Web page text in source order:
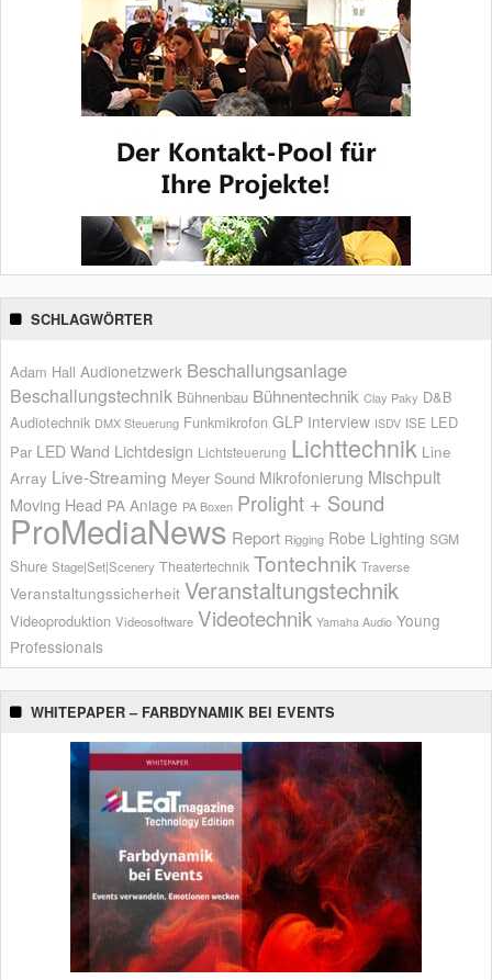
SCHLAGWÖRTER
Adam Hall Audionetzwerk Beschallungsanlage
Beschallungstechnik Bühnenbau Bühnentechnik Clay Paky D&B
Audiotechnik DMX Steuerung Funkmikrofon GLP Interview ISDV ISE LED
Par LED Wand Lichtdesign Lichtsteuerung Lichttechnik Line
Array Live-Streaming Meyer Sound Mikrofonierung Mischpult
Moving Head PA Anlage PA Boxen Prolight + Sound
ProMediaNews Report Rigging Robe Lighting SGM
Shure Stage|Set|Scenery Theatertechnik Tontechnik Traverse
Veranstaltungssicherheit Veranstaltungstechnik
Videoproduktion Videosoftware Videotechnik Yamaha Audio Young
Professionals
WHITEPAPER – FARBDYNAMIK BEI EVENTS